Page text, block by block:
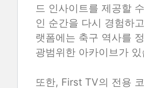
드 인사이트를 제공할
인 순간을 다시 경험하
랫폼에는 축구 역사를
광범위한 아카이브가 있
또한, First TV의 전용